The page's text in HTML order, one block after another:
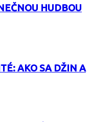
HUDBOU
AKO SA DŽIN A